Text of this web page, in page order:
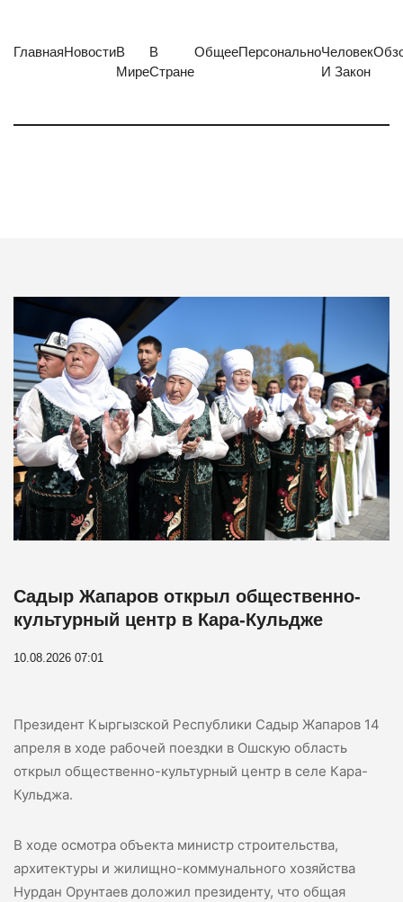
ГлавнаяНовостиВ
Мире
В
Стране
ОбщееПерсональноЧеловек
И Закон
Садыр Жапаров открыл общественно-
культурный центр в Кара-Кульдже
10.08.2026 07:01
Президент Кыргызской Республики Садыр Жапаров 14
апреля в ходе рабочей поездки в Ошскую область
открыл общественно-культурный центр в селе Кара-
Кульджа.
В ходе осмотра объекта министр строительства,
архитектуры и жилищно-коммунального хозяйства
Нурдан Орунтаев доложил президенту, что общая